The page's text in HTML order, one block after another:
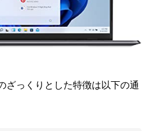
ざっくりとした特徴は以下の通